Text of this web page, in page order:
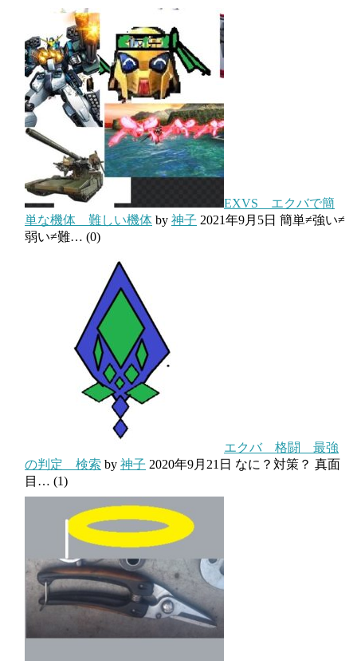
EXVS エクバで簡
単な機体 難しい機体 by 神子 2021年9月5日 簡単≠強い≠
弱い≠難… (0)
エクバ 格闘 最強
の判定 検索 by 神子 2020年9月21日 なに？対策？ 真面
目… (1)